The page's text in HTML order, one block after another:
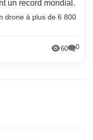
un record mondial.
drone à plus de 6 800
60 0